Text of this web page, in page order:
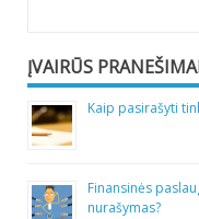
ĮVAIRŪS
Kaip pasirašyti
Finansinės
nurašymas?